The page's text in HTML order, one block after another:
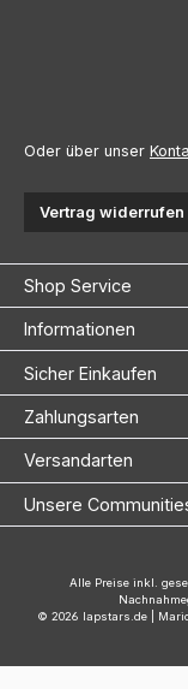
Oder über unser
Vertrag widerrufen
Shop Service
Informationen
Sicher Einkaufen
Zahlungsarten
Versandarten
Unsere
Alle Preise inkl.
© 2026 lapstars.de |